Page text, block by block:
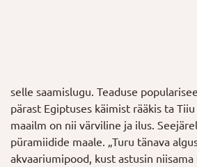
selle saamislugu. Teaduse
pärast Egiptuses käimist rääkis ta
maailm on nii värviline ja ilus.
püramiidide maale. „Turu tänava
akvaariumipood, kust astusin niisama